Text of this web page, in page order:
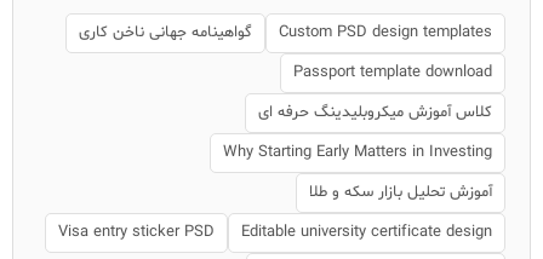
Custom PSD design templates
گواهینامه جهانی ناخن کاری
Passport template download
کلاس آموزش میکروبلیدینگ حرفه ای
Why Starting Early Matters in Investing
آموزش تحلیل بازار سکه و طلا
Editable university certificate design
Visa entry sticker PSD